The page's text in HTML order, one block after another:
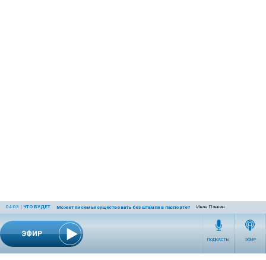
ЭФИР
04:03 | ЧТО БУДЕТ Может ли семья существовать без штампа в паспорте? Иван Панкин
ПОДКАСТЫ ЭФИР